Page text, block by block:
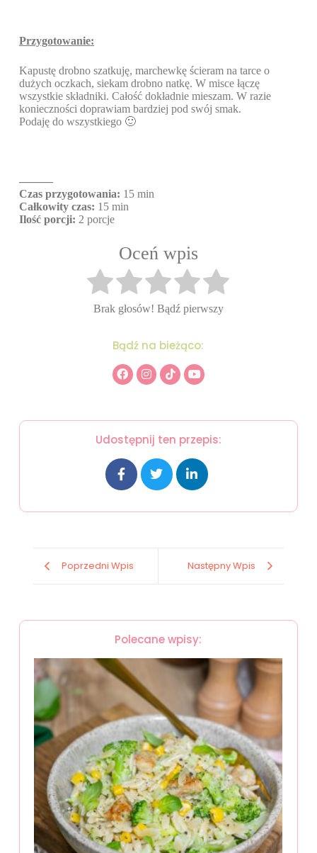
Przygotowanie:
Kapustę drobno szatkuję, marchewkę ścieram na tarce o
dużych oczkach, siekam drobno natkę. W misce łączę
wszystkie składniki. Całość dokładnie mieszam. W razie
konieczności doprawiam bardziej pod swój smak.
Podaję do wszystkiego 🙂
———
Czas przygotowania: 15 min
Całkowity czas: 15 min
Ilość porcji: 2 porcje
Oceń wpis
Brak głosów! Bądź pierwszy
Bądź na bieżąco:
Udostępnij ten przepis:
Poprzedni Wpis Następny Wpis
Polecane wpisy: